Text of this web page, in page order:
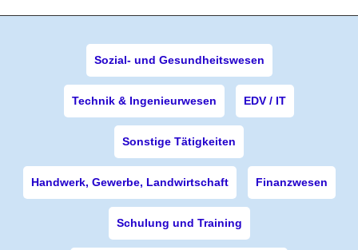
Sozial- und Gesundheitswesen
Technik & Ingenieurwesen EDV / IT
Sonstige Tätigkeiten
Handwerk, Gewerbe, Landwirtschaft Finanzwesen
Schulung und Training